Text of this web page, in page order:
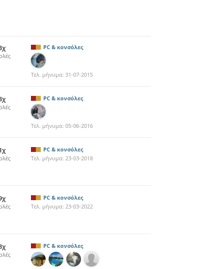
PC & κονσόλες
Τελ. μήνυμα: 31-07-2015
PC & κονσόλες
Τελ. μήνυμα: 05-06-2016
PC & κονσόλες
Τελ. μήνυμα: 23-03-2018
PC & κονσόλες
Τελ. μήνυμα: 23-03-2022
PC & κονσόλες